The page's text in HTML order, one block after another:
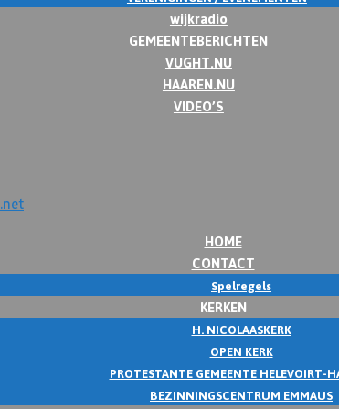
wijkradio
GEMEENTEBERICHTEN
VUGHT.NU
HAAREN.NU
VIDEO’S
HOME
CONTACT
Spelregels
KERKEN
H. NICOLAASKERK
OPEN KERK
PROTESTANTE GEMEENTE HELEVOIRT-
BEZINNINGSCENTRUM EMMAUS